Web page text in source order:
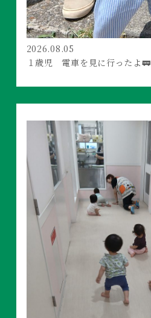
2026.08.05
１歳児 電車を見に行ったよ🚃